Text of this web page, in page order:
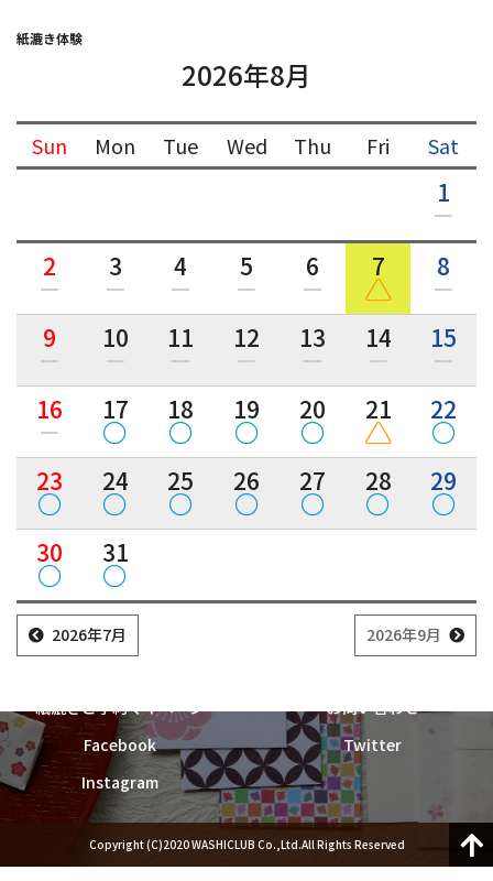
紙漉き体験
2026年8月
Sun Mon Tue Wed Thu Fri Sat
1
2 3 4 5 6 7 8
9 10 11 12 13 14 15
16 17 18 19 20 21 22
23 24 25 26 27 28 29
30 31
2026年7月 2026年9月
和詩倶楽部ウェブショップ
紙漉き体験ご予約
トップ
和詩倶楽部ご案内
紙漉き体験ご案内
和綴じ体験ご案内
店舗ご案内
求人募集
ウェブショップ
お知らせ
紙漉きご予約マイページ
お問い合わせ
Facebook
Twitter
Instagram
Copyright (C)2020 WASHICLUB Co.,Ltd.All Rights Reserved